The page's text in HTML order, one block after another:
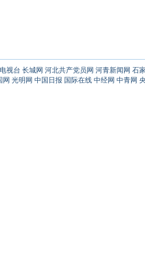
视台 长城网 河北共产党员网 河青新闻网 石
网 光明网 中国日报 国际在线 中经网 中青网